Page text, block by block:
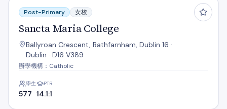
Post-Primary 女校
Sancta Maria College
Ballyroan Crescent, Rathfarnham, Dublin 16 ·
Dublin · D16 V389
辦學機構：Catholic
學生
577
PTR
14.1:1